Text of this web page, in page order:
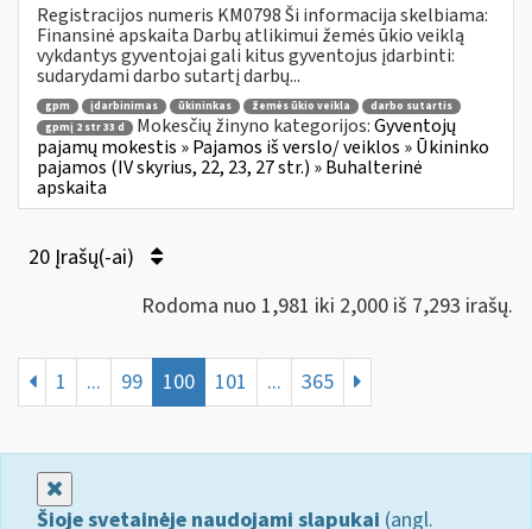
Registracijos numeris KM0798 Ši informacija skelbiama:
Finansinė apskaita Darbų atlikimui žemės ūkio veiklą
vykdantys gyventojai gali kitus gyventojus įdarbinti:
sudarydami darbo sutartį darbų...
gpm įdarbinimas ūkininkas žemės ūkio veikla
darbo sutartis
gpmį 2 str 33 d
Mokesčių žinyno kategorijos:Gyventojų
pajamų mokestis » Pajamos iš verslo/ veiklos » Ūkininko
pajamos (IV skyrius, 22, 23, 27 str.) » Buhalterinė
apskaita
20 Įrašų(-ai)
Rodoma nuo 1,981 iki 2,000 iš 7,293 irašų.
1 ... 99 100 101 ... 365
Šioje svetainėje naudojami slapukai (angl.